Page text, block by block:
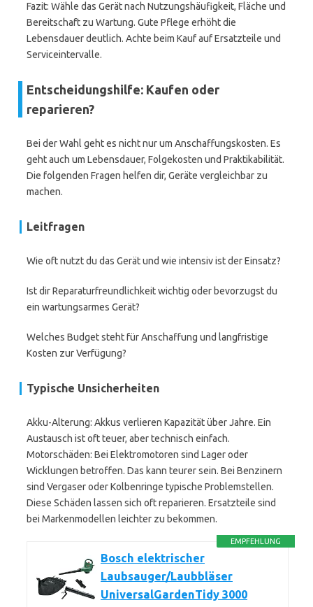
Fazit: Wähle das Gerät nach Nutzungshäufigkeit, Fläche und
Bereitschaft zu Wartung. Gute Pflege erhöht die
Lebensdauer deutlich. Achte beim Kauf auf Ersatzteile und
Serviceintervalle.
Entscheidungshilfe: Kaufen oder
reparieren?
Bei der Wahl geht es nicht nur um Anschaffungskosten. Es
geht auch um Lebensdauer, Folgekosten und Praktikabilität.
Die folgenden Fragen helfen dir, Geräte vergleichbar zu
machen.
Leitfragen
Wie oft nutzt du das Gerät und wie intensiv ist der Einsatz?
Ist dir Reparaturfreundlichkeit wichtig oder bevorzugst du
ein wartungsarmes Gerät?
Welches Budget steht für Anschaffung und langfristige
Kosten zur Verfügung?
Typische Unsicherheiten
Akku-Alterung: Akkus verlieren Kapazität über Jahre. Ein
Austausch ist oft teuer, aber technisch einfach.
Motorschäden: Bei Elektromotoren sind Lager oder
Wicklungen betroffen. Das kann teurer sein. Bei Benzinern
sind Vergaser oder Kolbenringe typische Problemstellen.
Diese Schäden lassen sich oft reparieren. Ersatzteile sind
bei Markenmodellen leichter zu bekommen.
EMPFEHLUNG
Bosch elektrischer
Laubsauger/Laubbläser
UniversalGardenTidy 3000